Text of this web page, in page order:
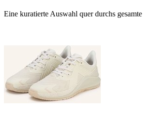
Eine kuratierte Auswahl quer durchs gesamte